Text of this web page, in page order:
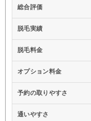
総合評価
脱毛実績
脱毛料金
オプション料金
予約の取りやすさ
通いやすさ